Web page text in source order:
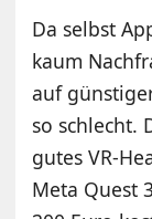
Da selbst
kaum
auf
so schlecht.
gutes VR-
Meta Quest